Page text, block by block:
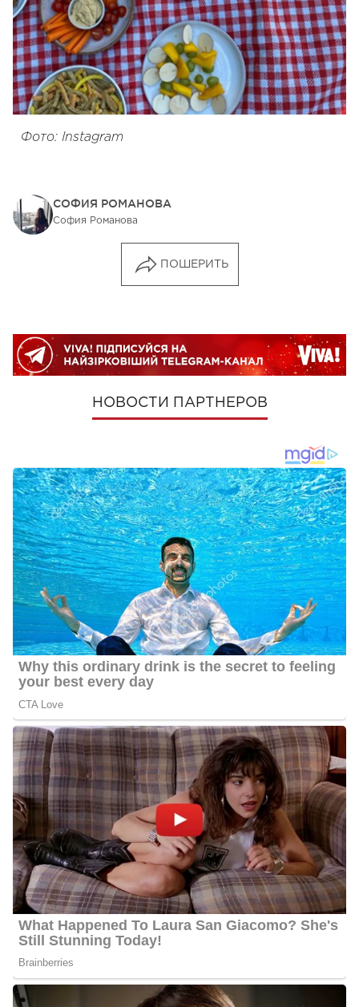
Фото: Instagram
СОФИЯ РОМАНОВА
София Романова
ПОШЕРИТЬ
НОВОСТИ ПАРТНЕРОВ